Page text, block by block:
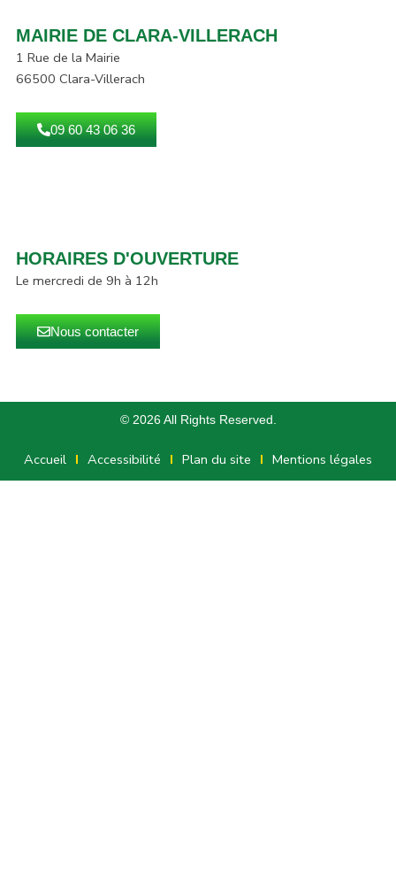
MAIRIE DE CLARA-VILLERACH
1 Rue de la Mairie
66500 Clara-Villerach
09 60 43 06 36
HORAIRES D'OUVERTURE
Le mercredi de 9h à 12h
Nous contacter
© 2026 All Rights Reserved.
Accueil Accessibilité Plan du site Mentions légales